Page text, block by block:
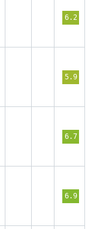
6.2
5.9
6.7
6.9